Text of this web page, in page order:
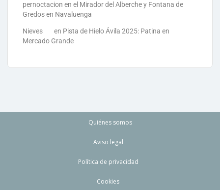
pernoctacion en el Mirador del Alberche y Fontana de
Gredos en Navaluenga
Nieves en Pista de Hielo Ávila 2025: Patina en
Mercado Grande
Quiénes somos
Aviso legal
Política de privacidad
Cookies